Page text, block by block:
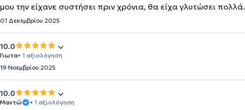
μου την είχανε συστήσει πριν χρόνια, θα είχα γλυτώσει πολλά.
01 Δεκεμβρίου 2025
10.0
Γιωτα• 1 αξιολόγηση
19 Νοεμβρίου 2025
10.0
Μαντώ • 1 αξιολόγηση